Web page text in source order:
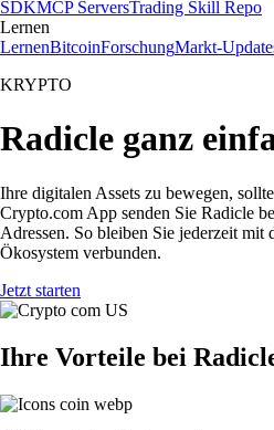
SDKMCP ServersTrading Skill Repo
Lernen
LernenBitcoinForschungMarkt-
KRYPTO
Radicle ganz
Ihre digitalen Assets zu bewegen,
Crypto.com App senden Sie Radicle
Adressen. So bleiben Sie jederzeit mit
Ökosystem verbunden.
Jetzt starten
Ihre Vorteile bei